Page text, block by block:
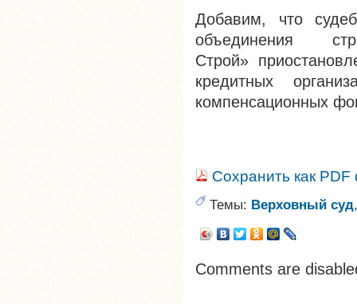
Добавим, что
объединения
Строй»
кредитных
компенсационных
Сохранить как
Темы: Верховный суд
Comments are